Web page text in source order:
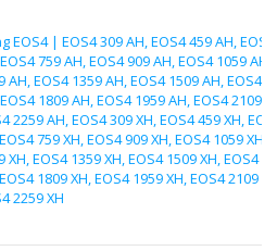
EOS4 | EOS4 309 AH, EOS4 459 AH,
759 AH, EOS4 909 AH, EOS4 1059 AH,
AH, EOS4 1359 AH, EOS4 1509 AH, EOS4
1809 AH, EOS4 1959 AH, EOS4 2109
2259 AH, EOS4 309 XH, EOS4 459 XH,
759 XH, EOS4 909 XH, EOS4 1059 XH,
XH, EOS4 1359 XH, EOS4 1509 XH, EOS4
1809 XH, EOS4 1959 XH, EOS4 2109
2259 XH